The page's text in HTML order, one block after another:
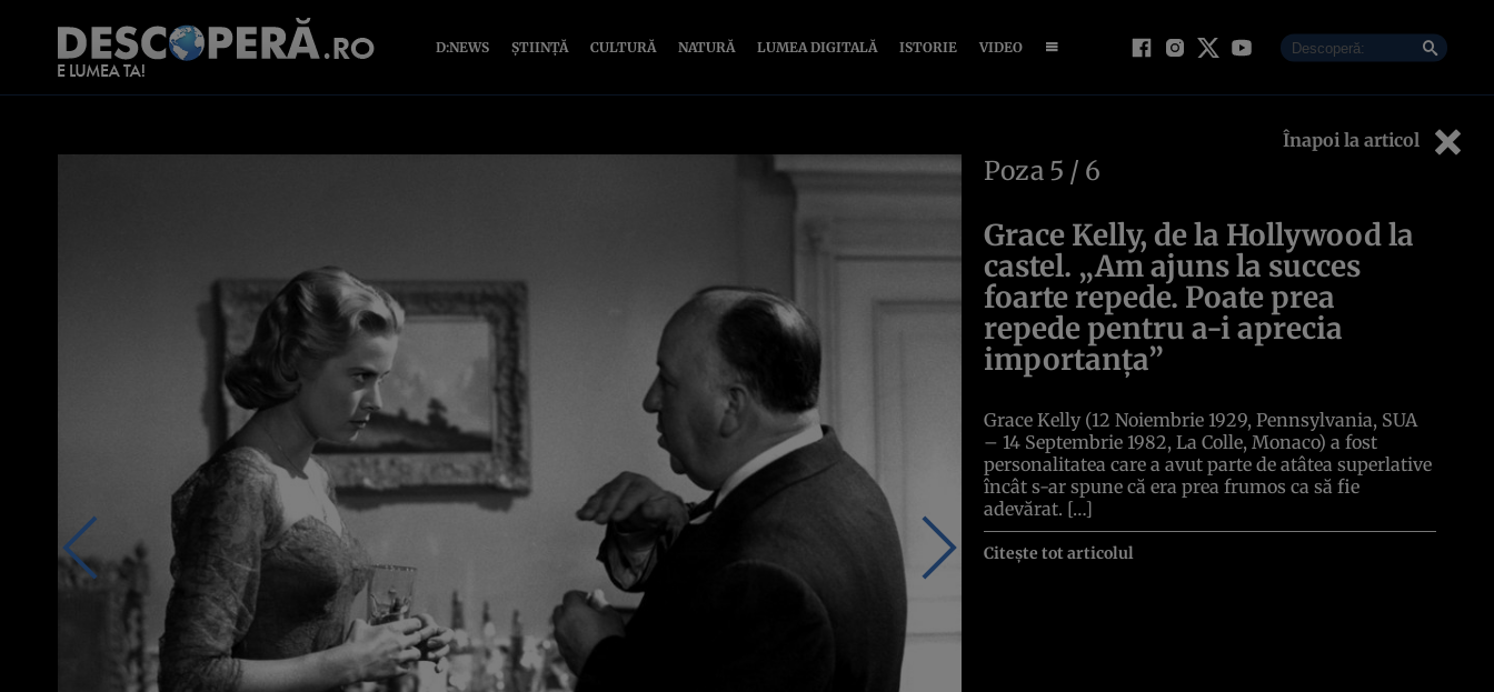
D:NEWS ȘTIINȚĂ CULTURĂ NATURĂ LUMEA DIGITALĂ ISTORIE VIDEO
Înapoi la articol
Poza 5 / 6
Grace Kelly, de la Hollywood la
castel. „Am ajuns la succes
foarte repede. Poate prea
repede pentru a-i aprecia
importanța”
Grace Kelly (12 Noiembrie 1929, Pennsylvania, SUA
– 14 Septembrie 1982, La Colle, Monaco) a fost
personalitatea care a avut parte de atâtea superlative
încât s-ar spune că era prea frumos ca să fie
adevărat. […]
Citește tot articolul